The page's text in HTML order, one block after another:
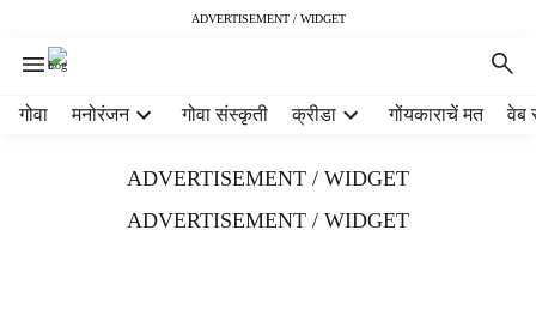
ADVERTISEMENT / WIDGET
गोवा मनोरंजन गोवा संस्कृती क्रीडा गोंयकाराचें मत वेब
ADVERTISEMENT / WIDGET
ADVERTISEMENT / WIDGET